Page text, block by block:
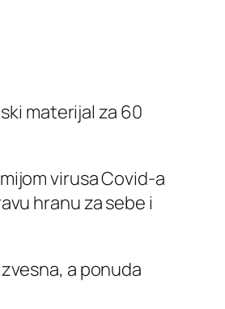
materijal za 60
virusa Covid-a
hranu za sebe i
a ponuda